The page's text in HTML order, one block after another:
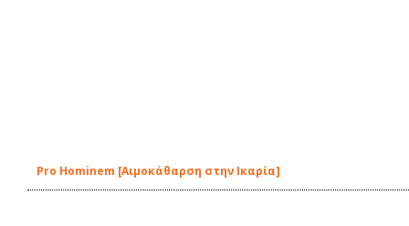
Pro Hominem [Aιμοκάθαρση στην Ικαρία]